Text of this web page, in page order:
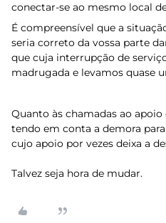
conectar-se ao mesmo local
É compreensível que a
seria correto da vossa parte
que cuja interrupção de
madrugada e levamos quase
Quanto às chamadas ao apoio
tendo em conta a demora
cujo apoio por vezes deixa a
Talvez seja hora de mudar.